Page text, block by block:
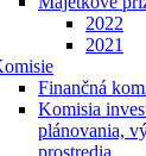
2022
2021
Finančná
Komisia
plánovania,
prostredia